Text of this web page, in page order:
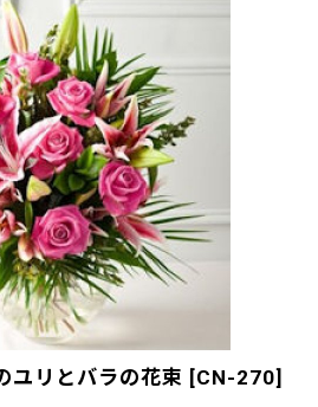
ユリとバラの花束 [CN-270]